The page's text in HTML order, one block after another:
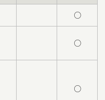
○
○
○